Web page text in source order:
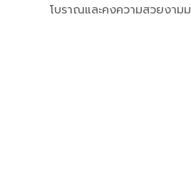
โบราณและคงความสวยงาม